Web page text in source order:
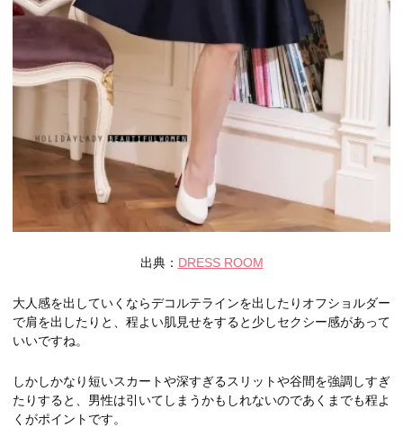
出典： DRESS ROOM
大人感を出していくならデコルテラインを出したりオフショルダー
で肩を出したりと、程よい肌見せをすると少しセクシー感があって
いいですね。
しかしかなり短いスカートや深すぎるスリットや谷間を強調しすぎ
たりすると、男性は引いてしまうかもしれないのであくまでも程よ
くがポイントです。